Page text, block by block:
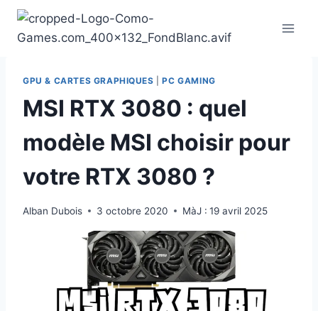
Aller
contenu
GPU & CARTES GRAPHIQUES |PC GAMING
MSI RTX 3080 : quel
modèle MSI choisir pour
votre RTX 3080 ?
Alban Dubois 3 octobre 2020 MàJ : 19 avril 2025